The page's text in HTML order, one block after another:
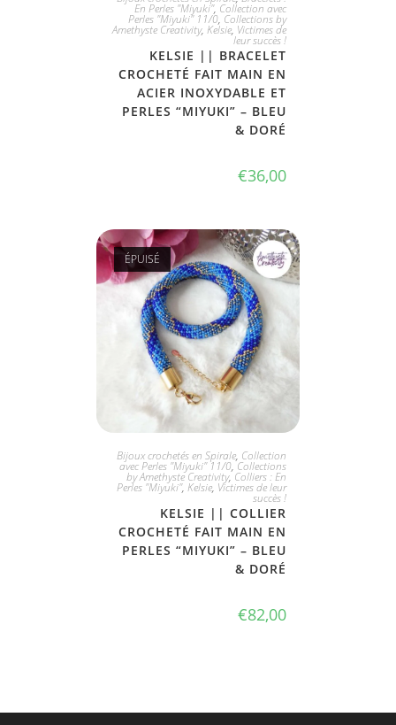
En Perles "Miyuki", Collection avec
Perles "Miyuki" 11/0, Collections by
Amethyste Creativity, Kelsie, Victimes de
leur succès !
KELSIE || BRACELET
CROCHETÉ FAIT MAIN EN
ACIER INOXYDABLE ET
PERLES “MIYUKI” – BLEU
& DORÉ
€36,00
ÉPUISÉ
PLUS DISPONIBLE
Bijoux crochetés en Spirale, Collection
avec Perles "Miyuki" 11/0,Collections
by Amethyste Creativity,Colliers : En
Perles "Miyuki", Kelsie, Victimes de leur
succès !
KELSIE || COLLIER
CROCHETÉ FAIT MAIN EN
PERLES “MIYUKI” – BLEU
& DORÉ
€82,00